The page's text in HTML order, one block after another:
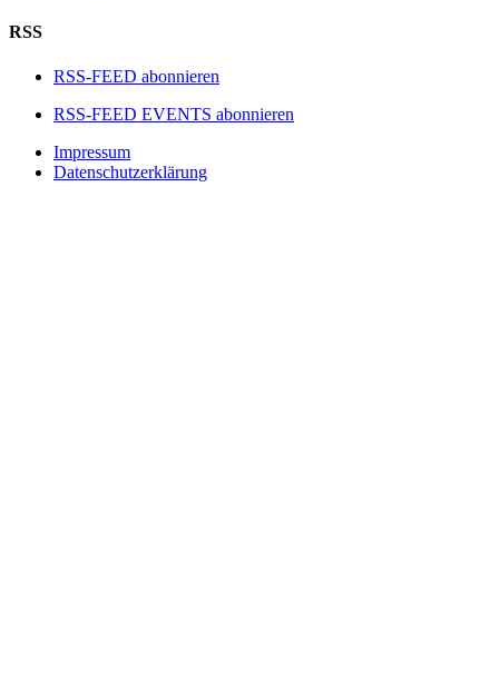
RSS
RSS-FEED abonnieren
RSS-FEED EVENTS abonnieren
Impressum
Datenschutzerklärung